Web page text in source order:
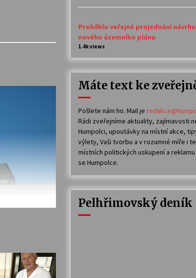
Proběhlo veřejné projednání návrhu
nového územního plánu
1.4k views
Máte text ke
Pošlete nám ho. Mail je
Rádi zveřejníme aktuality, zajímavosti
Humpolci, upoutávky na místní akce,
výlety, Vaši tvorbu a v rozumné míře i
místních politických uskupení a
se Humpolce.
Pelhřimovský deník